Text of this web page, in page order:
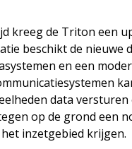
kreeg de Triton een
beschikt de nieuwe
en een
data
op de grond een
inzetgebied krijgen.